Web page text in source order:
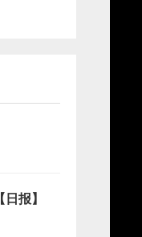
报】